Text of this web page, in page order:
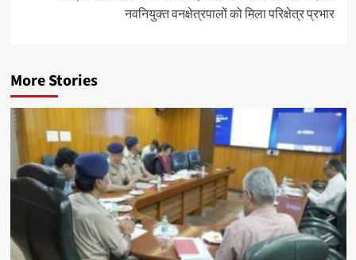
नवनियुक्त वनक्षेत्रपालों को मिला परिक्षेत्र प्रभार
More Stories